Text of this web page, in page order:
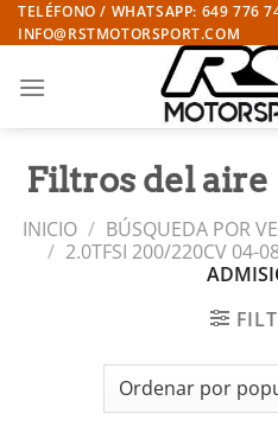
Saltar
al
TELÉFONO / WHATSAPP: 649 776
INFO@RSTMOTORSPORT.COM
Filtros del
INICIO / BÚSQUEDA POR
/ 2.0TFSI 200/220CV 04-